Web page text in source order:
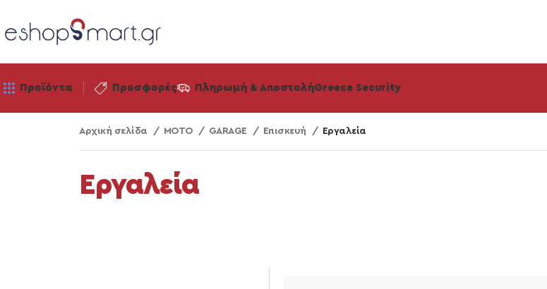
Προϊόντα Προσφορές Πληρωμή & ΑποστολήGreece Security
Αρχική σελίδα ΜΟΤΟ GARAGE Επισκευή Εργαλεία
Εργαλεία